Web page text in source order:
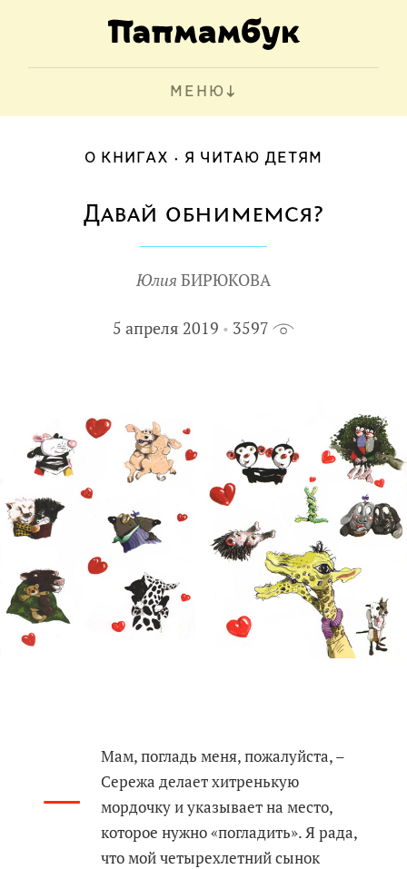
МЕНЮ
О КНИГАХ Я ЧИТАЮ ДЕТЯМ
Давай обнимемся?
Юлия БИРЮКОВА
5 апреля 2019 3597
–
Мам, погладь меня, пожалуйста, –
Сережа делает хитренькую
мордочку и указывает на место,
которое нужно «погладить». Я рада,
что мой четырехлетний сынок